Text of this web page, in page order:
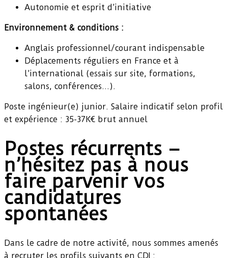
Autonomie et esprit d’initiative
Environnement & conditions :
Anglais professionnel/courant indispensable
Déplacements réguliers en France et à
l’international (essais sur site, formations,
salons, conférences…).
Poste ingénieur(e) junior. Salaire indicatif selon profil
et expérience : 35-37K€ brut annuel
Postes récurrents –
n’hésitez pas à nous
faire parvenir vos
candidatures
spontanées
Dans le cadre de notre activité, nous sommes amenés
à recruter les profils suivants en CDI :